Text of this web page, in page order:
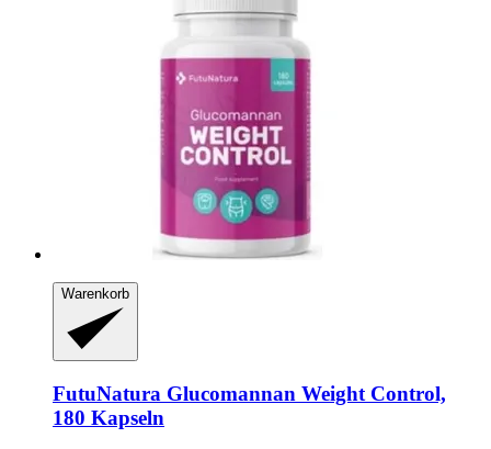
Warenkorb
FutuNatura Glucomannan Weight Control,
180 Kapseln